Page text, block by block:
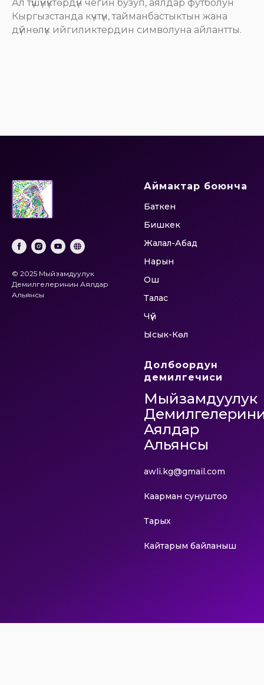
Ал түшүнүктөрдүн чегин бузуп, аялдар футболун
Кыргызстанда күчтүн, тайманбастыктын жана
дүйнөлүк ийгиликтердин символуна айлантты.
© 2025 Мыйзамдуулук
Демилгелеринин Аялдар
Альянсы
Аймактар боюнча
Баткен
Бишкек
Жалал-Абад
Нарын
Ош
Талас
Чүй
Ысык-Көл
Долбоордун
демилгечиси
Мыйзамдуулук
Аялдар
Альянсы
awli.kg@gmail.com
Каарман сунуштоо
Тарых
Кайтарым байланыш